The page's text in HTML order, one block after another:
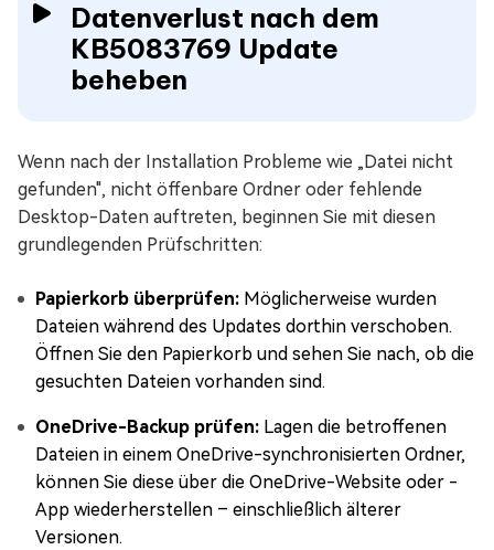
Datenverlust nach dem
KB5083769 Update
beheben
Wenn nach der Installation Probleme wie „Datei nicht
gefunden", nicht öffenbare Ordner oder fehlende
Desktop-Daten auftreten, beginnen Sie mit diesen
grundlegenden Prüfschritten:
Papierkorb überprüfen: Möglicherweise wurden
Dateien während des Updates dorthin verschoben.
Öffnen Sie den Papierkorb und sehen Sie nach, ob die
gesuchten Dateien vorhanden sind.
OneDrive-Backup prüfen: Lagen die betroffenen
Dateien in einem OneDrive-synchronisierten Ordner,
können Sie diese über die OneDrive-Website oder -
App wiederherstellen – einschließlich älterer
Versionen.